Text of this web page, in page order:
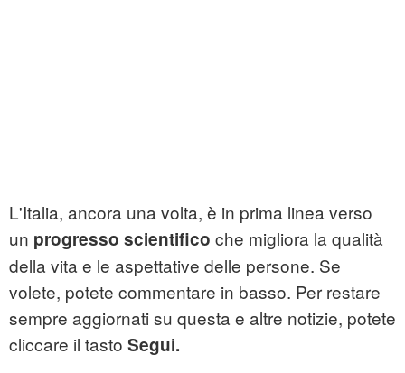
L'Italia, ancora una volta, è in prima linea verso
un progresso scientifico che migliora la qualità
della vita e le aspettative delle persone. Se
volete, potete commentare in basso. Per restare
sempre aggiornati su questa e altre notizie, potete
cliccare il tasto Segui.